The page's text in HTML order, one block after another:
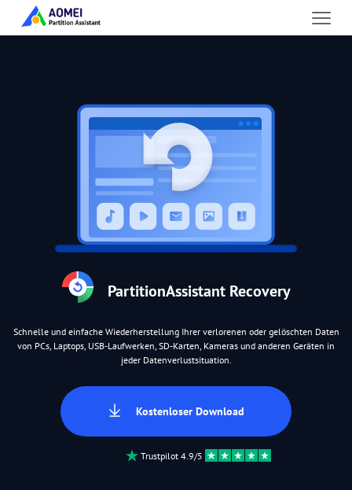
PartitionAssistant Recovery
Schnelle und einfache Wiederherstellung Ihrer verlorenen oder gelöschten Daten
von PCs, Laptops, USB-Laufwerken, SD-Karten, Kameras und anderen Geräten in
jeder Datenverlustsituation.
Kostenloser Download
Trustpilot 4.9/5